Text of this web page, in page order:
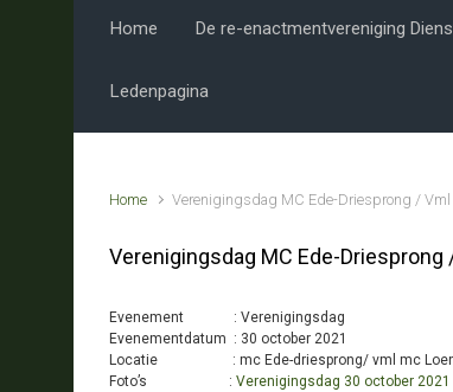
Home De re-enactmentvereniging
Ledenpagina
Home Verenigingsdag MC Ede-Driesprong / Vml
Verenigingsdag MC Ede-
Evenement : Verenigingsdag
Evenementdatum : 30 october 2021
Locatie : mc Ede-driesprong/ vml mc
Foto’s : Verenigingsdag 30 october 2021